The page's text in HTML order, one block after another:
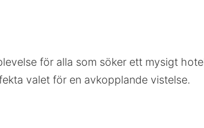
för alla som söker ett mysigt
valet för en avkopplande vistelse.